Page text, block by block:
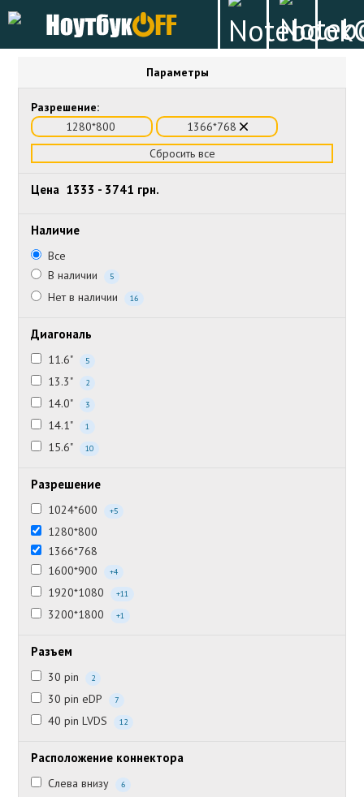
Параметры
Разрешение:
1280*800
1366*768
Сбросить все
Цена 1333 - 3741 грн.
Наличие
Все
В наличии
5
Нет в наличии 16
Диагональ
11.6" 5
13.3" 2
14.0" 3
14.1" 1
15.6" 10
Разрешение
1024*600 +5
1280*800
1366*768
1600*900
+4
1920*1080 +11
3200*1800 +1
Разъем
30 pin 2
30 pin eDP 7
40 pin LVDS 12
Расположение коннектора
Слева внизу 6